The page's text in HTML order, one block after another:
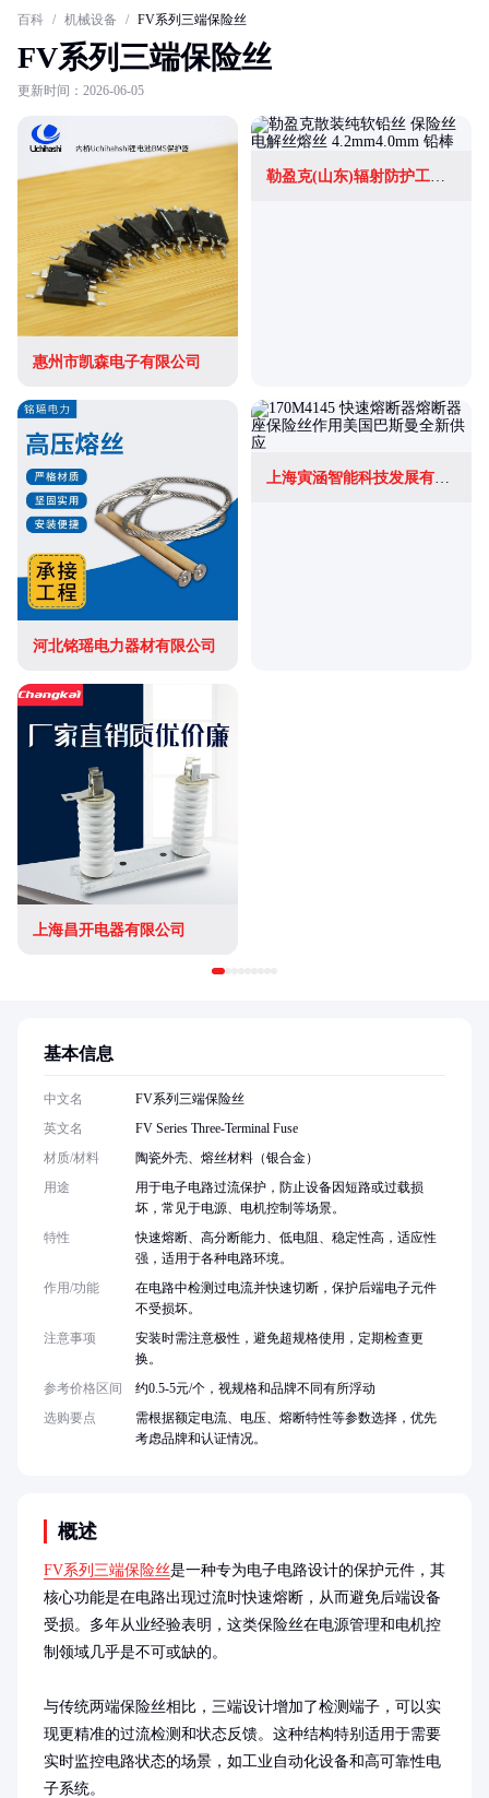
百科 / 机械设备 / FV系列三端保险丝
FV系列三端保险丝
更新时间：2026-06-05
惠州市凯森电子有限公司
勒盈克(山东)辐射防护工程有限公司
河北铭瑶电力器材有限公司
上海寅涵智能科技发展有限公司
上海昌开电器有限公司
概述
FV系列三端保险丝是一种专为电子电路设计的保护元件，其
核心功能是在电路出现过流时快速熔断，从而避免后端设备
受损。多年从业经验表明，这类保险丝在电源管理和电机控
制领域几乎是不可或缺的。
与传统两端保险丝相比，三端设计增加了检测端子，可以实
现更精准的过流检测和状态反馈。这种结构特别适用于需要
实时监控电路状态的场景，如工业自动化设备和高可靠性电
子系统。
基本信息
中文名
FV系列三端保险丝
英文名
FV Series Three-Terminal Fuse
材质/材料
陶瓷外壳、熔丝材料（银合金）
用途
用于电子电路过流保护，防止设备因短路或过载损
坏，常见于电源、电机控制等场景。
特性
快速熔断、高分断能力、低电阻、稳定性高，适应性
强，适用于各种电路环境。
作用/功能
在电路中检测过电流并快速切断，保护后端电子元件
不受损坏。
注意事项
安装时需注意极性，避免超规格使用，定期检查更
换。
参考价格区间
约0.5-5元/个，视规格和品牌不同有所浮动
选购要点
需根据额定电流、电压、熔断特性等参数选择，优先
考虑品牌和认证情况。